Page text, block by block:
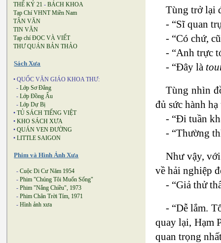
THẾ KỶ 21 - BÁCH KHOA
Tạp Chí VHNT Miền Nam
TÂN VĂN
TIN VĂN
Tạp chí ĐỌC VÀ VIẾT
THƯ QUÁN BẢN THẢO
Sách Xưa
• QUỐC VĂN GIÁO KHOA THƯ:
- Lớp Sơ Đẳng
- Lớp Đồng Ấu
- Lớp Dự Bị
• TỦ SÁCH TIẾNG VIỆT
• KHO SÁCH XƯA
• QUÁN VEN ĐƯỜNG
• LITTLE SAIGON
Phim và Hình Ảnh Xưa
- Cuộc Di Cư Năm 1954
- Phim "Chúng Tôi Muốn Sống"
- Phim "Nắng Chiều", 1973
- Phim Chân Trời Tím, 1971
- Hình ảnh xưa
Tùng trở lại
- “Sĩ quan
- “Có chứ,
- “Anh trực
- “Đây là
Tùng nhìn
đủ sức hành
- “Đi tuần
- “Thường
Như vậy,
về hải nghiệp
- “Giả thử
- “Dễ lắm.
quay lại, Hạm
quan trọng